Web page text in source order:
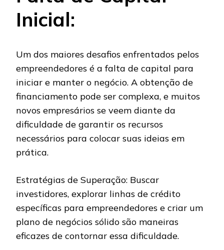
Inicial:
Um dos maiores desafios enfrentados pelos
empreendedores é a falta de capital para
iniciar e manter o negócio. A obtenção de
financiamento pode ser complexa, e muitos
novos empresários se veem diante da
dificuldade de garantir os recursos
necessários para colocar suas ideias em
prática.
Estratégias de Superação: Buscar
investidores, explorar linhas de crédito
específicas para empreendedores e criar um
plano de negócios sólido são maneiras
eficazes de contornar essa dificuldade.